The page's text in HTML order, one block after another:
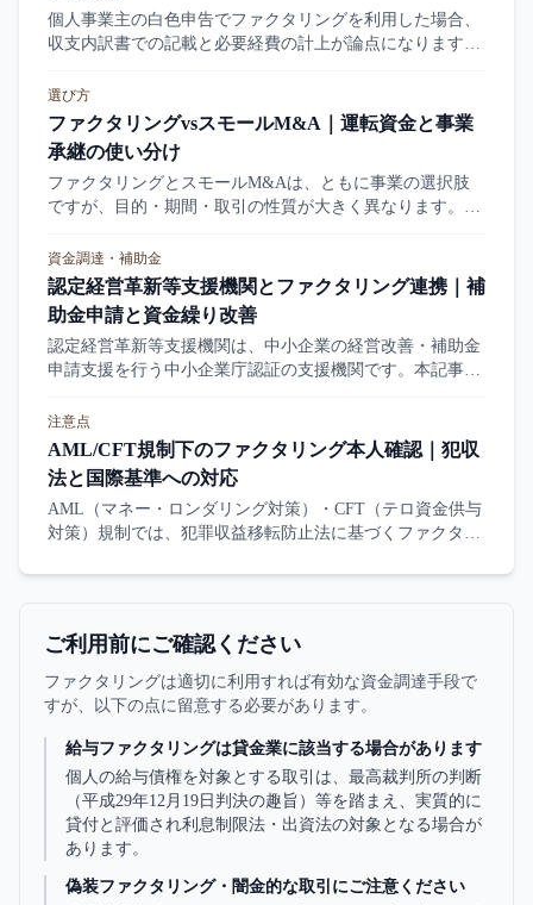
個人事業主の白色申告でファクタリングを利用した場合、
収支内訳書での記載と必要経費の計上が論点になります。
のポイントを整理します。
選び方
ファクタリングvsスモールM&A｜運転資金と事業
承継の使い分け
ファクタリングとスモールM&Aは、ともに事業の選択肢
ですが、目的・期間・取引の性質が大きく異なります。本
ス売買）との比較、選び方を整理します。
資金調達・補助金
認定経営革新等支援機関とファクタリング連携｜補
助金申請と資金繰り改善
認定経営革新等支援機関は、中小企業の経営改善・補助金
申請支援を行う中小企業庁認証の支援機関です。本記事は
の連携の論点を整理します。
注意点
AML/CFT規制下のファクタリング本人確認｜犯収
法と国際基準への対応
AML（マネー・ロンダリング対策）・CFT（テロ資金供与
対策）規制では、犯罪収益移転防止法に基づくファクタリ
れます。本記事はファクタリング業界の対応実務を整理し
ご利用前にご確認ください
ファクタリングは適切に利用すれば有効な資金調達手段で
すが、以下の点に留意する必要があります。
給与ファクタリングは貸金業に該当する場合があります
個人の給与債権を対象とする取引は、最高裁判所の判断
（平成29年12月19日判決の趣旨）等を踏まえ、実質的に
貸付と評価され利息制限法・出資法の対象となる場合が
あります。
偽装ファクタリング・闇金的な取引にご注意ください